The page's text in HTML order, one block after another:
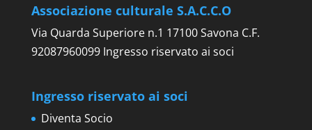
Associazione culturale S.A.C.C.O
Via Quarda Superiore n.1 17100 Savona C.F.
92087960099 Ingresso riservato ai soci
Ingresso riservato ai soci
Diventa Socio